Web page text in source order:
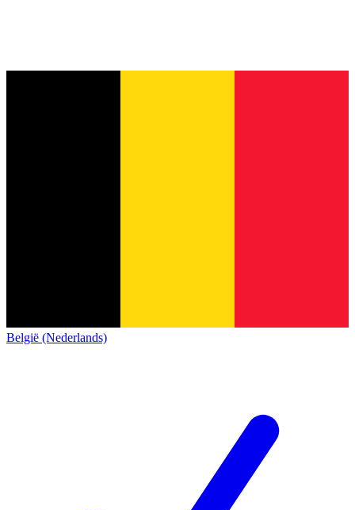
België (Nederlands)